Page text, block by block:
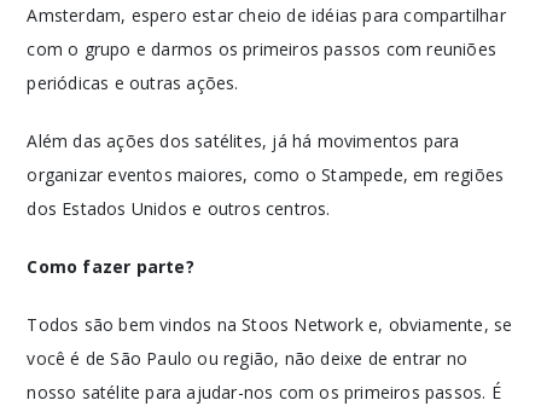
Amsterdam, espero estar cheio de idéias para compartilhar
com o grupo e darmos os primeiros passos com reuniões
periódicas e outras ações.
Além das ações dos satélites, já há movimentos para
organizar eventos maiores, como o Stampede, em regiões
dos Estados Unidos e outros centros.
Como fazer parte?
Todos são bem vindos na Stoos Network e, obviamente, se
você é de São Paulo ou região, não deixe de entrar no
nosso satélite para ajudar-nos com os primeiros passos. É